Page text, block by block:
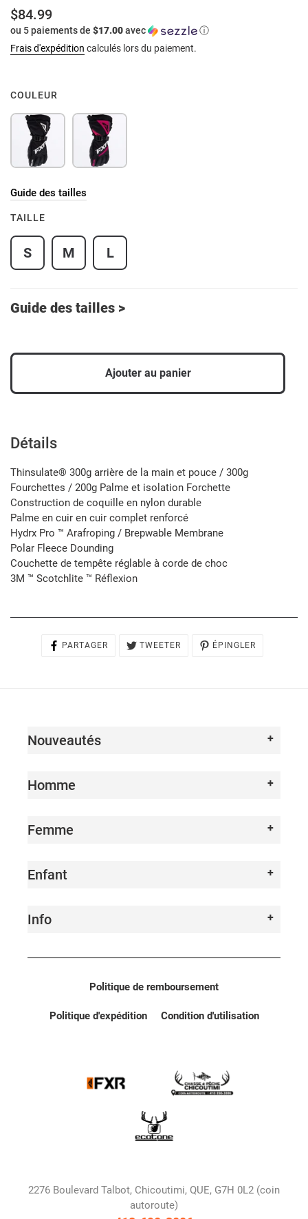
Prix
normal
$84.99
ou 5 paiements de $17.00avec
ⓘ
Frais d'expédition calculés lors du paiement.
COULEUR
Guide des tailles
TAILLE
S M L
Guide des tailles >
Ajouter au panier
produit
votre
panier
Détails
Thinsulate® 300g arrière de la main et pouce / 300g
Fourchettes / 200g Palme et isolation Forchette
Construction de coquille en nylon durable
Palme en cuir en cuir complet renforcé
Hydrx Pro ™ Arafroping / Brepwable Membrane
Polar Fleece Dounding
Couchette de tempête réglable à corde de choc
3M ™ Scotchlite ™ Réflexion
PARTAGER
PARTAGER
TWEETER
TWEETER
ÉPINGLER
ÉPINGLER
Nouveautés
Homme
Femme
Enfant
Info
Politique de remboursement
Politique d'expédition Condition d'utilisation
2276 Boulevard Talbot, Chicoutimi, QUE, G7H 0L2 (coin
autoroute)